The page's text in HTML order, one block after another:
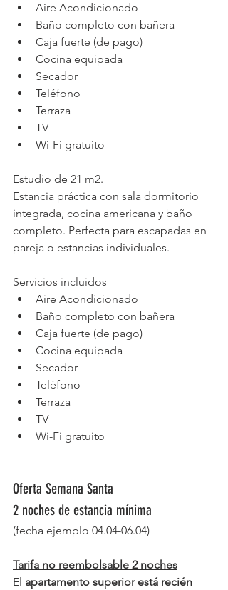
Aire Acondicionado
Baño completo con bañera
Caja fuerte (de pago)
Cocina equipada
Secador
Teléfono
Terraza
TV
Wi-Fi gratuito
Estudio de 21 m2.
Estancia práctica con sala dormitorio
integrada, cocina americana y baño
completo. Perfecta para escapadas en
pareja o estancias individuales.
Servicios incluidos
Aire Acondicionado
Baño completo con bañera
Caja fuerte (de pago)
Cocina equipada
Secador
Teléfono
Terraza
TV
Wi-Fi gratuito
Oferta Semana Santa
2 noches de estancia mínima
(fecha ejemplo 04.04-06.04)
Tarifa no reembolsable 2 noches
El apartamento superior está recién